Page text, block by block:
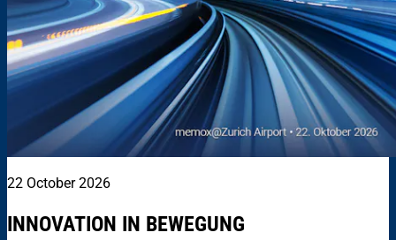
22 October 2026
INNOVATION IN BEWEGUNG